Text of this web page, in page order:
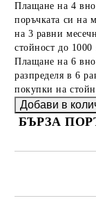
Плащане на 4
поръчката си на
на 3 равни
стойност до
Плащане на 6
разпределя в 6
покупки на
БЪРЗА